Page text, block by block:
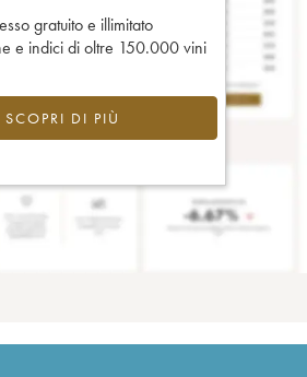
gratuito e illimitato
e indici di oltre 150.000 vini
SCOPRI DI PIÙ